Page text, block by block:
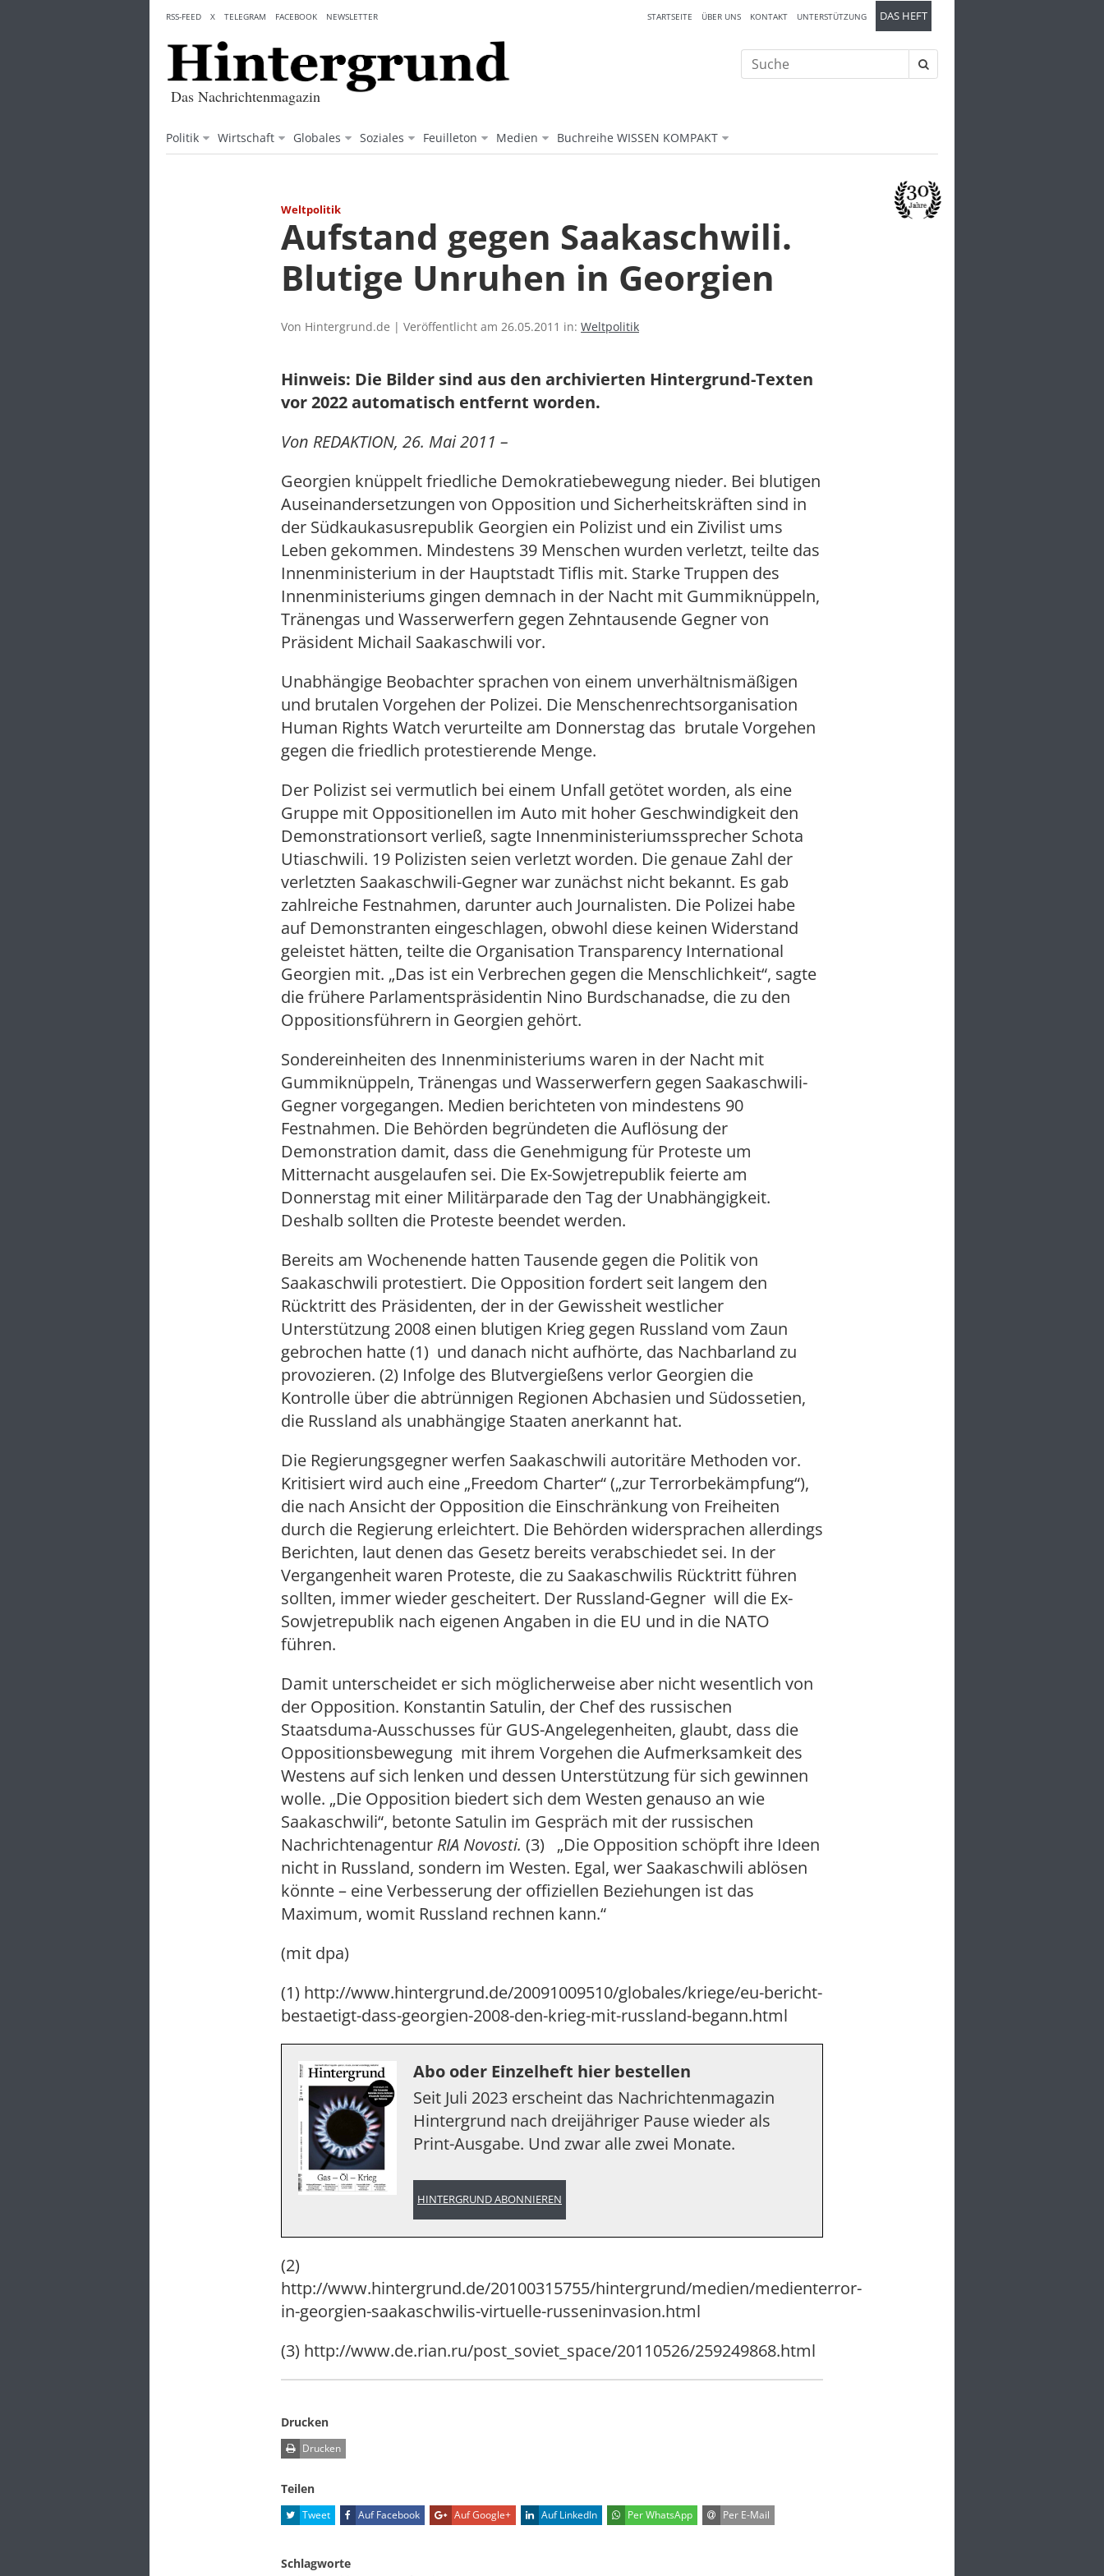
content
Das Nachrichtenmagazin
Politik Wirtschaft Globales Soziales Feuilleton Medien Buchreihe WISSEN KOMPAKT
STARTSEITE ÜBER UNS KONTAKT UNTERSTÜTZUNG DAS HEFT
RSS-FEED X TELEGRAM FACEBOOK NEWSLETTER
Suche
nach:
Weltpolitik
Aufstand gegen Saakaschwili.
Blutige Unruhen in Georgien
Von Hintergrund.de | Veröffentlicht am 26.05.2011 in: Weltpolitik
Hinweis: Die Bilder sind aus den archivierten Hintergrund-Texten
vor 2022 automatisch entfernt worden.
Von REDAKTION, 26. Mai 2011 –
Georgien knüppelt friedliche Demokratiebewegung nieder. Bei blutigen
Auseinandersetzungen von Opposition und Sicherheitskräften sind in
der Südkaukasusrepublik Georgien ein Polizist und ein Zivilist ums
Leben gekommen. Mindestens 39 Menschen wurden verletzt, teilte das
Innenministerium in der Hauptstadt Tiflis mit. Starke Truppen des
Innenministeriums gingen demnach in der Nacht mit Gummiknüppeln,
Tränengas und Wasserwerfern gegen Zehntausende Gegner von
Präsident Michail Saakaschwili vor.
Unabhängige Beobachter sprachen von einem unverhältnismäßigen
und brutalen Vorgehen der Polizei. Die Menschenrechtsorganisation
Human Rights Watch verurteilte am Donnerstag das brutale Vorgehen
gegen die friedlich protestierende Menge.
Der Polizist sei vermutlich bei einem Unfall getötet worden, als eine
Gruppe mit Oppositionellen im Auto mit hoher Geschwindigkeit den
Demonstrationsort verließ, sagte Innenministeriumssprecher Schota
Utiaschwili. 19 Polizisten seien verletzt worden. Die genaue Zahl der
verletzten Saakaschwili-Gegner war zunächst nicht bekannt. Es gab
zahlreiche Festnahmen, darunter auch Journalisten. Die Polizei habe
auf Demonstranten eingeschlagen, obwohl diese keinen Widerstand
geleistet hätten, teilte die Organisation Transparency International
Georgien mit. „Das ist ein Verbrechen gegen die Menschlichkeit“, sagte
die frühere Parlamentspräsidentin Nino Burdschanadse, die zu den
Oppositionsführern in Georgien gehört.
Sondereinheiten des Innenministeriums waren in der Nacht mit
Gummiknüppeln, Tränengas und Wasserwerfern gegen Saakaschwili-
Gegner vorgegangen. Medien berichteten von mindestens 90
Festnahmen. Die Behörden begründeten die Auflösung der
Demonstration damit, dass die Genehmigung für Proteste um
Mitternacht ausgelaufen sei. Die Ex-Sowjetrepublik feierte am
Donnerstag mit einer Militärparade den Tag der Unabhängigkeit.
Deshalb sollten die Proteste beendet werden.
Bereits am Wochenende hatten Tausende gegen die Politik von
Saakaschwili protestiert. Die Opposition fordert seit langem den
Rücktritt des Präsidenten, der in der Gewissheit westlicher
Unterstützung 2008 einen blutigen Krieg gegen Russland vom Zaun
gebrochen hatte (1) und danach nicht aufhörte, das Nachbarland zu
provozieren. (2) Infolge des Blutvergießens verlor Georgien die
Kontrolle über die abtrünnigen Regionen Abchasien und Südossetien,
die Russland als unabhängige Staaten anerkannt hat.
Die Regierungsgegner werfen Saakaschwili autoritäre Methoden vor.
Kritisiert wird auch eine „Freedom Charter“ („zur Terrorbekämpfung“),
die nach Ansicht der Opposition die Einschränkung von Freiheiten
durch die Regierung erleichtert. Die Behörden widersprachen allerdings
Berichten, laut denen das Gesetz bereits verabschiedet sei. In der
Vergangenheit waren Proteste, die zu Saakaschwilis Rücktritt führen
sollten, immer wieder gescheitert. Der Russland-Gegner will die Ex-
Sowjetrepublik nach eigenen Angaben in die EU und in die NATO
führen.
Damit unterscheidet er sich möglicherweise aber nicht wesentlich von
der Opposition. Konstantin Satulin, der Chef des russischen
Staatsduma-Ausschusses für GUS-Angelegenheiten, glaubt, dass die
Oppositionsbewegung mit ihrem Vorgehen die Aufmerksamkeit des
Westens auf sich lenken und dessen Unterstützung für sich gewinnen
wolle. „Die Opposition biedert sich dem Westen genauso an wie
Saakaschwili“, betonte Satulin im Gespräch mit der russischen
Nachrichtenagentur RIA Novosti. (3) „Die Opposition schöpft ihre Ideen
nicht in Russland, sondern im Westen. Egal, wer Saakaschwili ablösen
könnte – eine Verbesserung der offiziellen Beziehungen ist das
Maximum, womit Russland rechnen kann.“
(mit dpa)
(1) http://www.hintergrund.de/20091009510/globales/kriege/eu-bericht-
bestaetigt-dass-georgien-2008-den-krieg-mit-russland-begann.html
Abo oder Einzelheft hier bestellen
Seit Juli 2023 erscheint das Nachrichtenmagazin
Hintergrund nach dreijähriger Pause wieder als
Print-Ausgabe. Und zwar alle zwei Monate.
HINTERGRUND ABONNIEREN
(2)
http://www.hintergrund.de/20100315755/hintergrund/medien/medienterror-
in-georgien-saakaschwilis-virtuelle-russeninvasion.html
(3) http://www.de.rian.ru/post_soviet_space/20110526/259249868.html
Drucken
Drucken
Teilen
Tweet Auf Facebook Auf Google+ Auf LinkedIn Per WhatsApp Per E-Mail
Schlagworte